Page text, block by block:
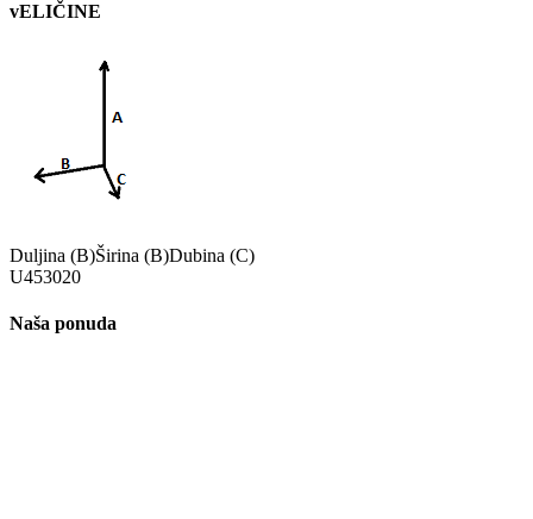
vELIČINE
Duljina (B)Širina (B)Dubina (C)
U453020
Naša ponuda